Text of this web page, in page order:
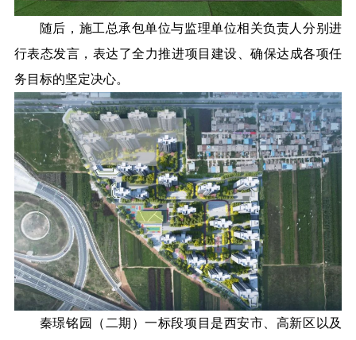
随后，施工总承包单位与监理单位相关负责人分别进
行表态发言，表达了全力推进项目建设、确保达成各项任
务目标的坚定决心。
秦璟铭园（二期）一标段项目是西安市、高新区以及